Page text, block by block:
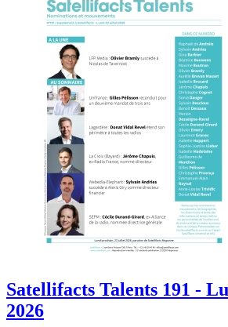
Satellifacts Talents 191 -
2026